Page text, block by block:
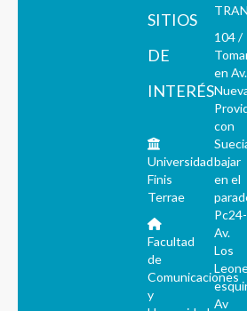
SITIOS
DE
INTERÉS
Universidad
Finis
Terrae
Facultad
de
Comunicaciones
y
104 /
en Av.
con
bajar
en el
Pc24-
Av.
Los
Av